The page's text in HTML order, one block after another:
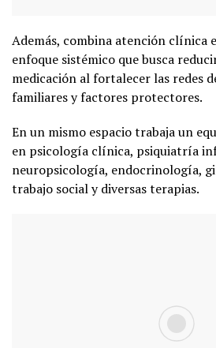
Además, combina atención clínica
enfoque sistémico que busca
medicación al fortalecer las redes
familiares y factores protectores.
En un mismo espacio trabaja un
en psicología clínica, psiquiatría
neuropsicología, endocrinología,
trabajo social y diversas terapias.